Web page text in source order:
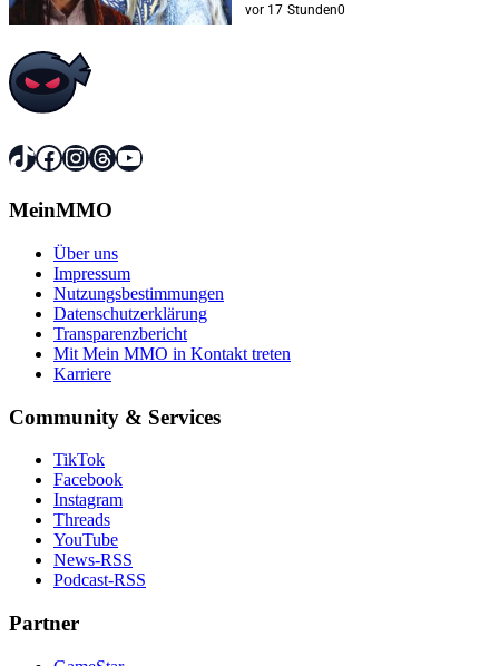
vor 17 Stunden0
TikTok
Facebook
Instagram
Threads
YouTube
MeinMMO
Über uns
Impressum
Nutzungsbestimmungen
Datenschutzerklärung
Transparenzbericht
Mit Mein MMO in Kontakt treten
Karriere
Community & Services
TikTok
Facebook
Instagram
Threads
YouTube
News-RSS
Podcast-RSS
Partner